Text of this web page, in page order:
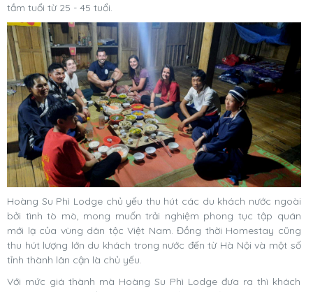
tầm tuổi từ 25 - 45 tuổi.
Hoàng Su Phì Lodge chủ yếu thu hút các du khách nước ngoài
bởi tình tò mò, mong muốn trải nghiệm phong tục tập quán
mới lạ của vùng dân tộc Việt Nam. Đồng thời Homestay cũng
thu hút lượng lớn du khách trong nước đến từ Hà Nội và một số
tỉnh thành lân cận là chủ yếu.
Với mức giá thành mà Hoàng Su Phì Lodge đưa ra thì khách